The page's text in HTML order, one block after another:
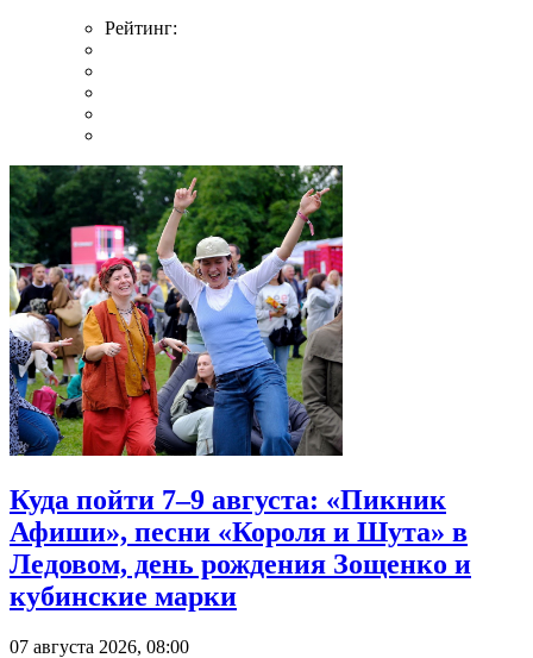
Рейтинг:
Куда пойти 7–9 августа: «Пикник
Афиши», песни «Короля и Шута» в
Ледовом, день рождения Зощенко и
кубинские марки
07 августа 2026, 08:00